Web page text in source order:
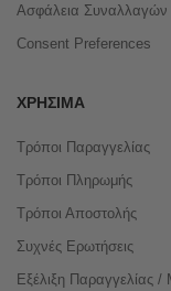
Ασφάλεια Συναλλαγών
Consent Preferences
ΧΡΉΣΙΜΑ
Τρόποι Παραγγελίας
Τρόποι Πληρωμής
Τρόποι Αποστολής
Συχνές Ερωτήσεις
Εξέλιξη Παραγγελίας